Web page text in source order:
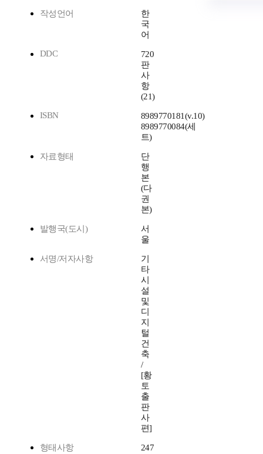
작성언어
한
국
어
DDC
720
판
사
항
(21)
ISBN
8989770181(v.10)
8989770084(세
트)
자료형태
단
행
본
(다
권
본)
발행국(도시)
서
울
서명/저자사항
기
타
시
설
및
디
지
털
건
축
/
[황
토
출
판
사
편]
형태사항
247